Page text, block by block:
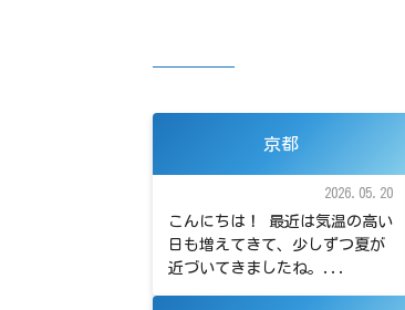
京都
2026.05.20
こんにちは！ 最近は気温の高い
日も増えてきて、少しずつ夏が
近づいてきましたね。...